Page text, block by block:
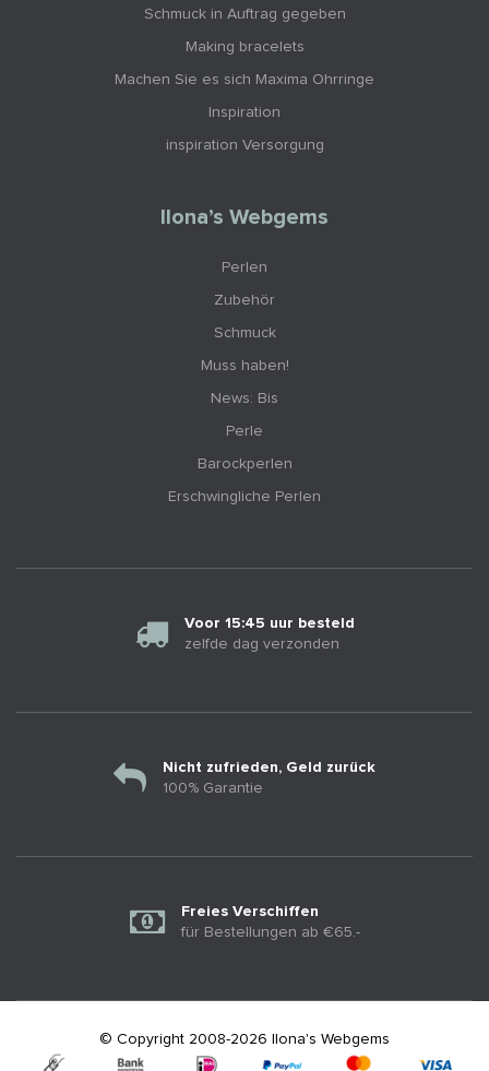
Schmuck in Auftrag gegeben
Making bracelets
Machen Sie es sich Maxima Ohrringe
Inspiration
inspiration Versorgung
Ilona’s Webgems
Perlen
Zubehör
Schmuck
Muss haben!
News: Bis
Perle
Barockperlen
Erschwingliche Perlen
Voor 15:45 uur besteld
zelfde dag verzonden
Nicht zufrieden, Geld zurück
100% Garantie
Freies Verschiffen
für Bestellungen ab €65.-
© Copyright 2008-2026 Ilona's Webgems